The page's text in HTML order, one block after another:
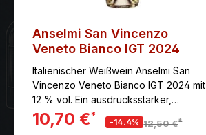
Anselmi San Vincenzo
Veneto Bianco IGT 2024
Italienischer Weißwein Anselmi San
Vincenzo Veneto Bianco IGT 2024 mit
12 % vol. Ein ausdrucksstarker,
cremiger Weißwein mit Aromen von
Blutorangengranita, frischem Estragon
10,70 €*
-14.4% 12,50 €*